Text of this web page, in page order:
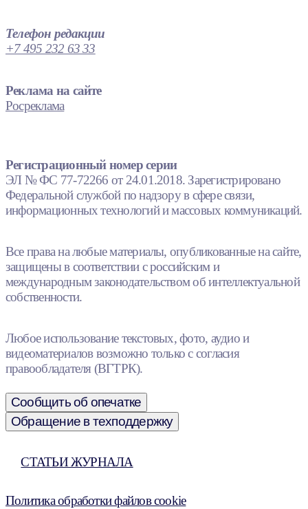
Телефон редакции
+7 495 232 63 33
Реклама на сайте
Росреклама
Регистрационный номер серии
ЭЛ № ФС 77-72266 от 24.01.2018. Зарегистрировано
Федеральной службой по надзору в сфере связи,
информационных технологий и массовых коммуникаций.
Все права на любые материалы, опубликованные на сайте,
защищены в соответствии с российским и
международным законодательством об интеллектуальной
собственности.
Любое использование текстовых, фото, аудио и
видеоматериалов возможно только с согласия
правообладателя (ВГТРК).
Сообщить об опечатке
Обращение в техподдержку
СТАТЬИ ЖУРНАЛА
Политика обработки файлов cookie